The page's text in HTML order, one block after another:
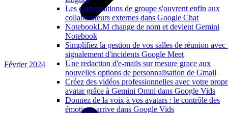
Les conversations de groupe s'ouvrent enfin aux
collaborateurs externes dans Google Chat
NotebookLM change de nom et devient Gemini
Notebook
Simplifiez la gestion de vos salles de réunion avec
signalement d'incidents Google Meet
Une redaction d'e-mails sur mesure grace aux
nouvelles options de personnalisation de Gmail
Créez des vidéos professionnelles avec votre
avatar grâce à Gemini Omni dans Google Vids
Donnez de la voix à vos avatars : le contrôle des
émotions arrive dans Google Vids
Février 2024